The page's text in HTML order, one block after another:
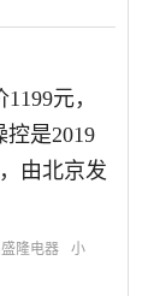
元，
是2019
由北京发
隆电器
小